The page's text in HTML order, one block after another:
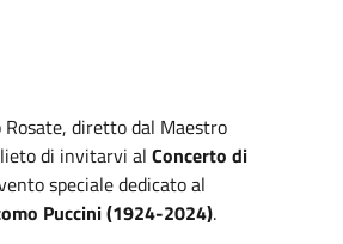
Rosate, diretto dal Maestro
di invitarvi al Concerto di
speciale dedicato al
Puccini (1924-2024).